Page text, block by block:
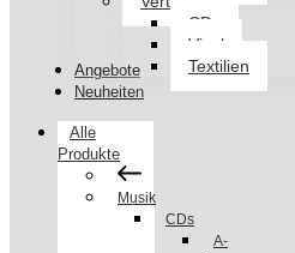
CDs
Vinyl
Textilien
Angebote
Neuheiten
Alle
Produkte
Musik
CDs
A-